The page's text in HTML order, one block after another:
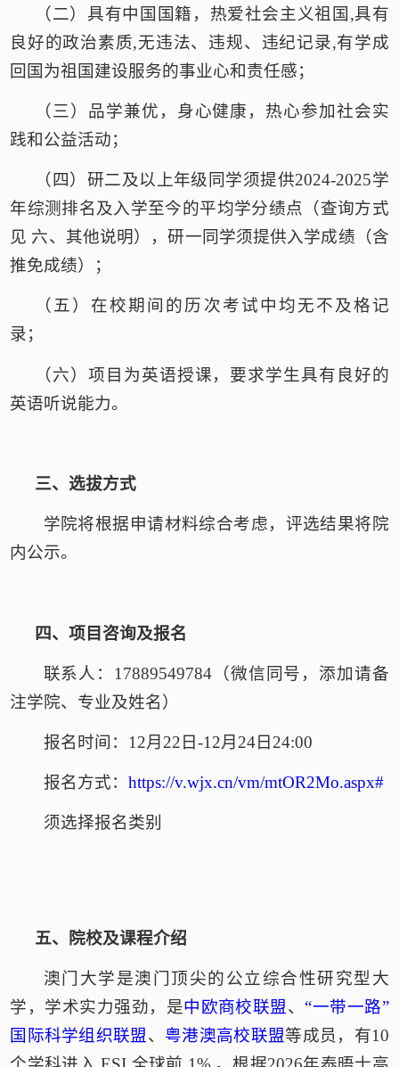
（二） 具有中国国籍，热爱社会主义祖国,具有
良好的政治素质,无违法、违规、违纪记录,有学成
回国为祖国建设服务的事业心和责任感；
（三） 品学兼优 ， 身心健康 ， 热心参加社会实
践和公益活动；
（四） 研二及以上年级同学须提供2024-2025学
年综测排名及入学至今的平均学分绩点（查询方式
见 六、其他说明），研一同学须提供入学成绩 （含
推免成绩）；
（五）在校期间的历次考试中均无不及格记
录；
（六） 项目为英语授课，要求学生具有良好的
英语听说能力。
三、 选拔方式
学院将根据申请材料综合考虑，评选结果将院
内公示。
四、项目咨询及报名
联系人： 17889549784（微信同号，添加请备
注学院、专业及姓名）
报名时间： 12月22日-12月24日24:00
报名方式： https://v.wjx.cn/vm/mtOR2Mo.aspx#
须选择报名类别
五、 院校及课程介绍
澳门大学是澳门顶尖的公立综合性研究型大
学，学术实力强劲，是中欧商校联盟、 “一带一路”
国际科学组织联盟、 粤港澳高校联盟等成员，有10